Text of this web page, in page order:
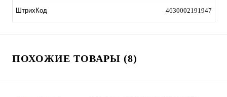
ШтрихКод 4630002191947
ПОХОЖИЕ ТОВАРЫ (8)